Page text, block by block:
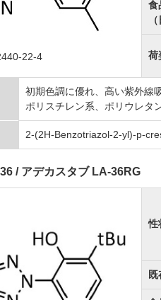
22-4
食
荷
初期色調に優れ、高い紫外線
ポリスチレン系、ポリウレタ
2-(2H-Benzotriazol-2-yl)-p-
/ アデカスタブ LA-36RG
性